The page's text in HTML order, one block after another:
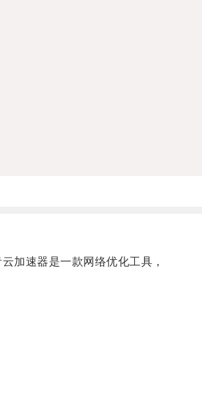
加速器是一款网络优化工具，